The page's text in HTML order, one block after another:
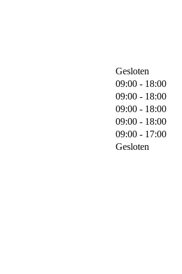
Gesloten
09:00 - 18:00
09:00 - 18:00
09:00 - 18:00
09:00 - 18:00
09:00 - 17:00
Gesloten